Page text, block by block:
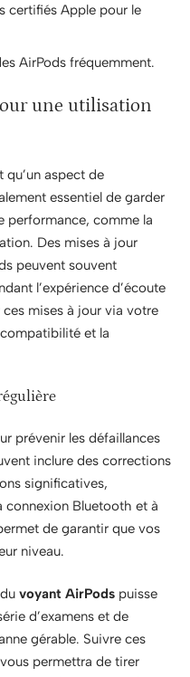
certifiés Apple pour le
AirPods fréquemment.
une utilisation
qu’un aspect de
essentiel de garder
performance, comme la
Des mises à jour
peuvent souvent
l’expérience d’écoute
mises à jour via votre
et la
prévenir les défaillances
inclure des corrections
significatives,
connexion Bluetooth et à
de garantir que vos
niveau.
voyant AirPods puisse
d’examens et de
gérable. Suivre ces
permettra de tirer